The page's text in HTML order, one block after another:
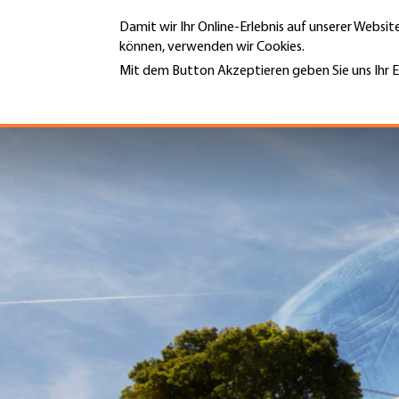
Damit wir Ihr Online-Erlebnis auf unserer
können, verwenden wir Cookies.
Mit dem Button Akzeptieren geben Sie uns Ihr
Hauptnavigation
PORTRÄT
JOBS & KARRIERE
MENÜ